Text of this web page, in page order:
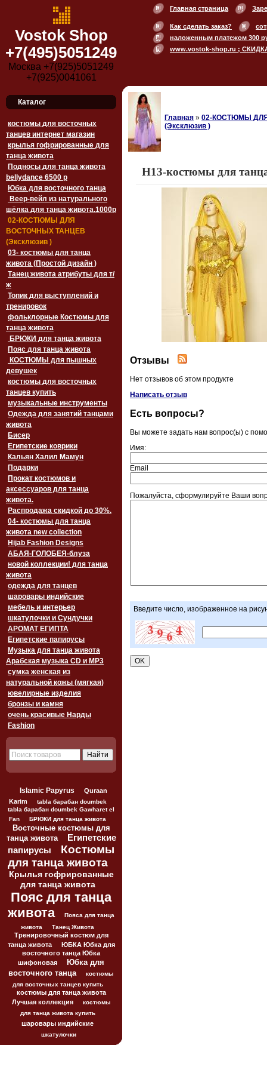
Vostok Shop
+7(495)5051249
Москва +7(925)5051249
+7(925)0041061
Главная страница
Как сделать заказ?
наложенным платежом 300
www.vostok-shop.ru ;
Каталог
костюмы для восточных
танцев интернет магазин
крылья гофрированные для
танца живота
Подносы для танца живота
bellydance 6500 p
Юбка для восточного танца
Веер-вейл из натурального
шёлка для танца живота.1000p
02-КОСТЮМЫ ДЛЯ
ВОСТОЧНЫХ ТАНЦЕВ
(Эксклюзив )
03- костюмы для танца
живота (Простой дизайн )
Танец живота атрибуты для т/
ж
Топик для выступлений и
тренировок
фольклорные Костюмы для
танца живота
БРЮКИ для танца живота
Пояс для танца живота
девушек
костюмы для восточных
танцев купить
музыкальные инструменты
Одежда для занятий танцами
живота
Бисер
Египетские коврики
Кальян Халил Мамун
Подарки
Прокат костюмов и
аксессуаров для танца
живота.
Распродажа скидкой до 30%.
04- костюмы для танца
живота new collection
Hijab Fashion Designs
АБАЯ-ГОЛОБЕЯ-блуза
новой коллекции! для танца
живота
одежда для танцев
шаровары индийские
мебель и интерьер
шкатулочки и Сундучки
АРОМАТ ЕГИПТА
Египетские папирусы
Музыка для танца живота
Арабская музыка CD и MP3
сумка женская из
натуральной кожы (мягкая)
ювелирные изделия
бронзы и камня
очень красивые Нарды
Fashion
Islamic Papyrus
Quraan
Karim
tabla барабан doumbek
tabla барабан doumbek Gawharet el
Fan
БРЮКИ для танца живота
Восточные костюмы для
танца живота
Египетские
папирусы
Костюмы
для танца живота
Крылья гофрированные
для танца живота
Пояс для танца
живота
Пояса для танца
живота
Танец Живота
Тренировочный костюм для
танца живота
ЮБКА Юбка для
восточного танца Юбка
шифоновая
Юбка для
восточного танца
костюмы
для восточных танцев купить
костюмы для танца живота
Лучшая коллекция
костюмы
для танца живота купить
шаровары индийские
шкатулочки
Главная » 02-КОСТЮМЫ
(Эксклюзив )
H13-костюмы для
Отзывы
Нет отзывов об этом продукте
Написать отзыв
Есть вопросы?
Вы можете задать нам вопрос(ы) с
Имя:
Email
Пожалуйста, сформулируйте Ваши
Введите число, изображенное на